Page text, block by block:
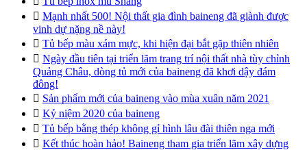
 Mạnh nhất 500! Nội thất gia đình baineng đã giành được
vinh dự nặng nề này!
 Tủ bếp màu xám mực, khi hiện đại bắt gặp thiên nhiên
 Ngày đầu tiên tại triển lãm trang trí nội thất nhà tùy chỉnh
Quảng Châu, dòng tủ mới của baineng đã khơi dậy đám
đông!
 Sản phẩm mới của baineng vào mùa xuân năm 2021
 Kỷ niệm 2020 của baineng
 Tủ bếp bằng thép không gỉ hình lâu đài thiên nga mới
 Kết thúc hoàn hảo! Baineng tham gia triển lãm xây dựng